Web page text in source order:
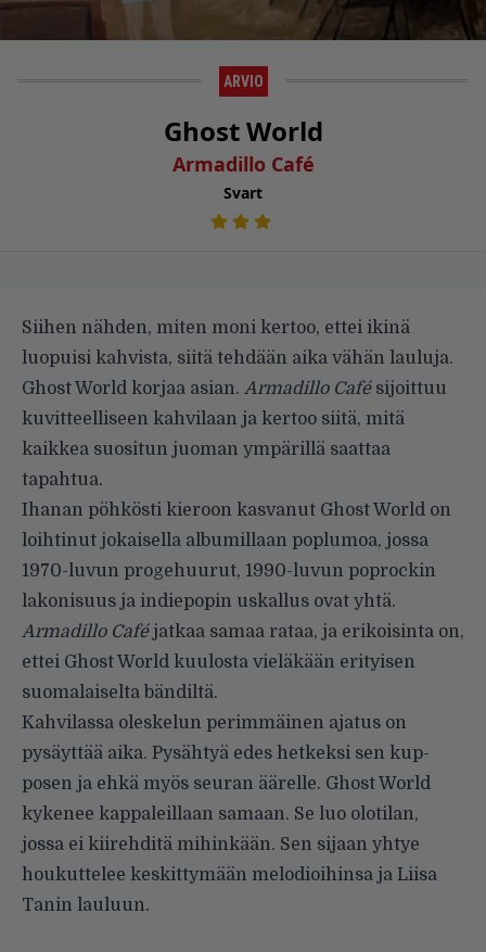
ARVIO
Ghost World
Armadillo Café
Svart
Siihen nähden, miten moni kertoo, ettei ikinä
luopuisi kahvista, siitä tehdään aika vähän lauluja.
Ghost World korjaa asian. Armadillo Café sijoittuu
kuvitteelli­seen kahvilaan ja kertoo siitä, mitä
kaikkea suositun juoman ympärillä saattaa
tapahtua.
Ihanan pöhkösti kieroon kasva­nut Ghost World on
loihtinut jokai­sella albumillaan poplumoa, jossa
1970-luvun progehuurut, 1990-luvun poprockin
lakonisuus ja indiepopin uskallus ovat yhtä.
Armadillo Café jatkaa samaa rataa, ja erikoisin­ta on,
ettei Ghost World kuulosta vieläkään erityisen
suomalaiselta bändiltä.
Kahvilassa oleskelun perim­mäinen ajatus on
pysäyttää aika. Pysähtyä edes hetkeksi sen kup­
posen ja ehkä myös seuran äärelle. Ghost World
kykenee kappaleillaan samaan. Se luo olotilan,
jossa ei kii­rehditä mihinkään. Sen sijaan yhtye
houkuttelee keskittymään melodi­oihinsa ja Liisa
Tanin lauluun.